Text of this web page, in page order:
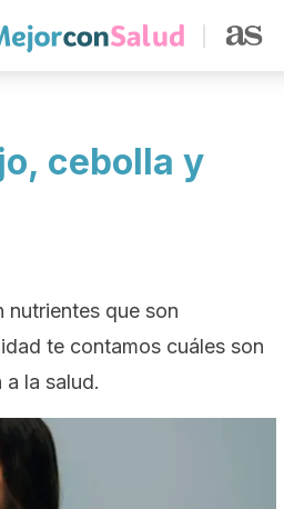
cebolla y
nutrientes que son
te contamos cuáles son
la salud.